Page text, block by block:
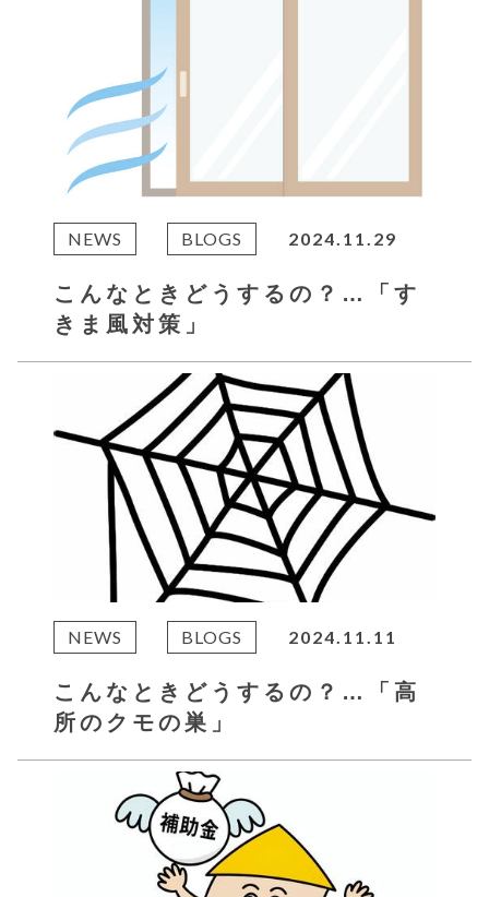
NEWS BLOGS 2024.11.29
こんなときどうするの？…「す
きま風対策」
NEWS BLOGS 2024.11.11
こんなときどうするの？…「高
所のクモの巣」